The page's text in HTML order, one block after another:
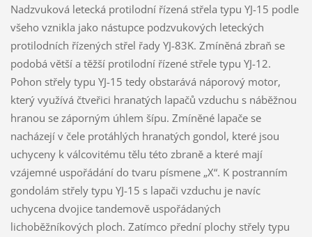
Nadzvuková letecká protilodní řízená střela typu YJ-15 podle
všeho vznikla jako nástupce podzvukových leteckých
protilodních řízených střel řady YJ-83K. Zmíněná zbraň se
podobá větší a těžší protilodní řízené střele typu YJ-12.
Pohon střely typu YJ-15 tedy obstarává náporový motor,
který využívá čtveřici hranatých lapačů vzduchu s náběžnou
hranou se záporným úhlem šípu. Zmíněné lapače se
nacházejí v čele protáhlých hranatých gondol, které jsou
uchyceny k válcovitému tělu této zbraně a které mají
vzájemné uspořádání do tvaru písmene „X“. K postranním
gondolám střely typu YJ-15 s lapači vzduchu je navíc
uchycena dvojice tandemově uspořádaných
lichoběžníkových ploch. Zatímco přední plochy střely typu